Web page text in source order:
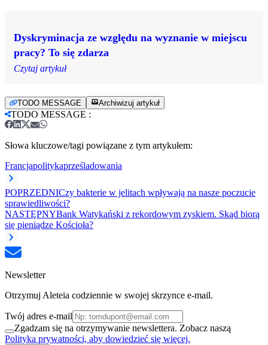
Dyskryminacja ze względu na wyznanie w miejscu
pracy? To się zdarza
Czytaj artykuł
TODO MESSAGE Archiwizuj artykuł
TODO MESSAGE :
Słowa kluczowe/tagi powiązane z tym artykułem:
Francjapolitykaprześladowania
POPRZEDNICzy bakterie w jelitach wpływają na nasze poczucie
sprawiedliwości?
NASTĘPNYBank Watykański z rekordowym zyskiem. Skąd biorą
się pieniądze Kościoła?
Newsletter
Otrzymuj Aleteia codziennie w swojej skrzynce e-mail.
Twój adres e-mail
Zgadzam się na otrzymywanie newslettera. Zobacz naszą
Polityka prywatności, aby dowiedzieć się więcej.